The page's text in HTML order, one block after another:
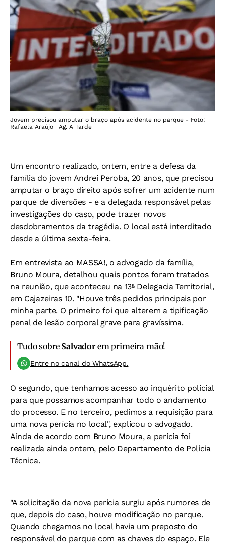
Jovem precisou amputar o braço após acidente no parque - Foto:
Rafaela Araújo | Ag. A Tarde
Um encontro realizado, ontem, entre a defesa da
família do jovem Andrei Peroba, 20 anos, que precisou
amputar o braço direito após sofrer um acidente num
parque de diversões - e a delegada responsável pelas
investigações do caso, pode trazer novos
desdobramentos da tragédia. O local está interditado
desde a última sexta-feira.
Em entrevista ao MASSA!, o advogado da família,
Bruno Moura, detalhou quais pontos foram tratados
na reunião, que aconteceu na 13ª Delegacia Territorial,
em Cajazeiras 10. "Houve três pedidos principais por
minha parte. O primeiro foi que alterem a tipificação
penal de lesão corporal grave para gravíssima.
Tudo sobre Salvadorem primeira mão!
Entre no canal do WhatsApp.
O segundo, que tenhamos acesso ao inquérito policial
para que possamos acompanhar todo o andamento
do processo. E no terceiro, pedimos a requisição para
uma nova perícia no local", explicou o advogado.
Ainda de acordo com Bruno Moura, a perícia foi
realizada ainda ontem, pelo Departamento de Polícia
Técnica.
"A solicitação da nova perícia surgiu após rumores de
que, depois do caso, houve modificação no parque.
Quando chegamos no local havia um preposto do
responsável do parque com as chaves do espaço. Ele